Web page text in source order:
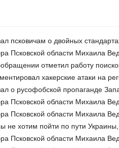
псковичам о двойных
Псковской области Михаила
отметил работу
хакерские атаки на
о русофобской пропаганде
Псковской области Михаила
Псковской области Михаила
хотим пойти по пути
Псковской области Михаила